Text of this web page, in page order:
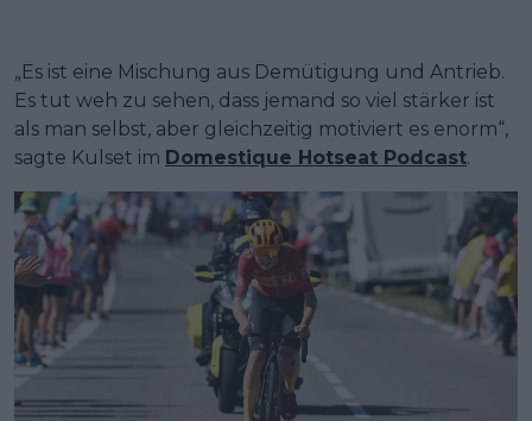
„Es ist eine Mischung aus Demütigung und Antrieb.
Es tut weh zu sehen, dass jemand so viel stärker ist
als man selbst, aber gleichzeitig motiviert es enorm“,
sagte Kulset im Domestique Hotseat Podcast.